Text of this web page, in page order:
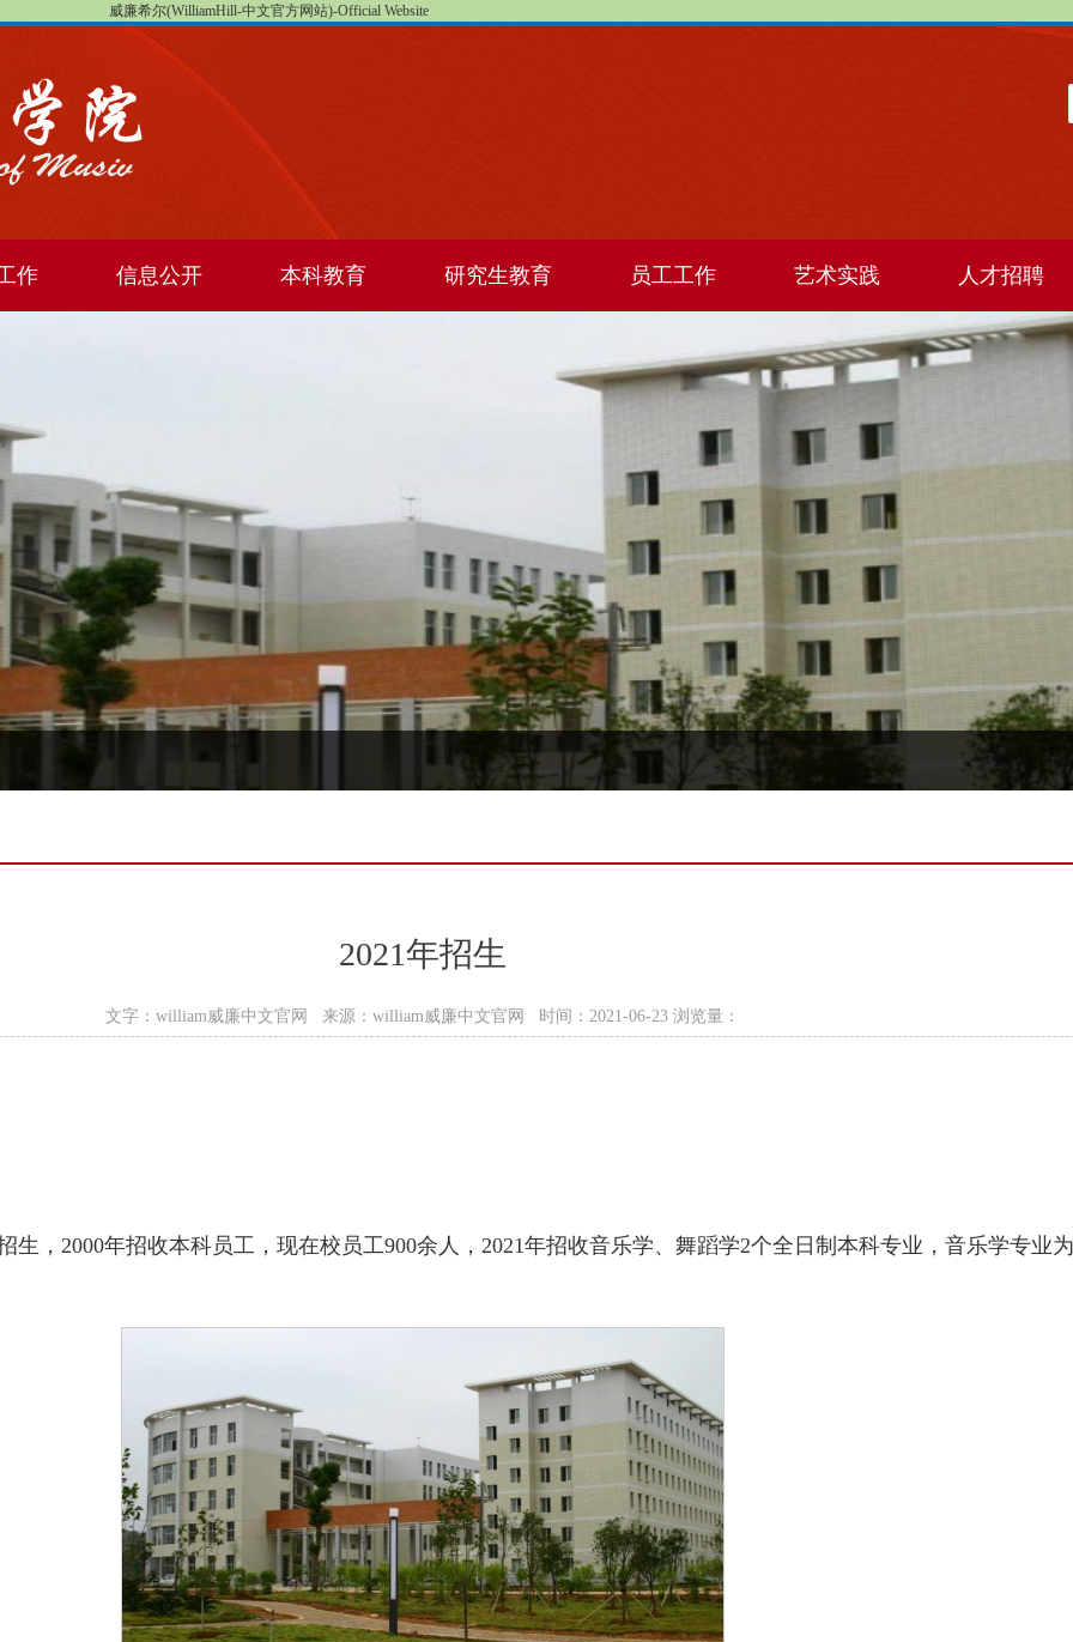
威廉希尔(WilliamHill-中文官方网站)-Official Website
作 信息公开 本科教育 研究生教育 员工工作 艺术实践 人才招聘
2021年招生
文字：william威廉中文官网 来源：william威廉中文官网 时间：2021-06-23 浏览量：
生，2000年招收本科员工，现在校员工900余人，2021年招收音乐学、舞蹈学2个全日制本科专业，音乐学专业